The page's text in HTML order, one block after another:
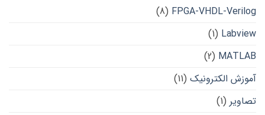
FPGA-VHDL-Verilog
(8)
Labview
(1)
MATLAB
(2)
آموزش الکترونیک (11)
تصاویر (1)